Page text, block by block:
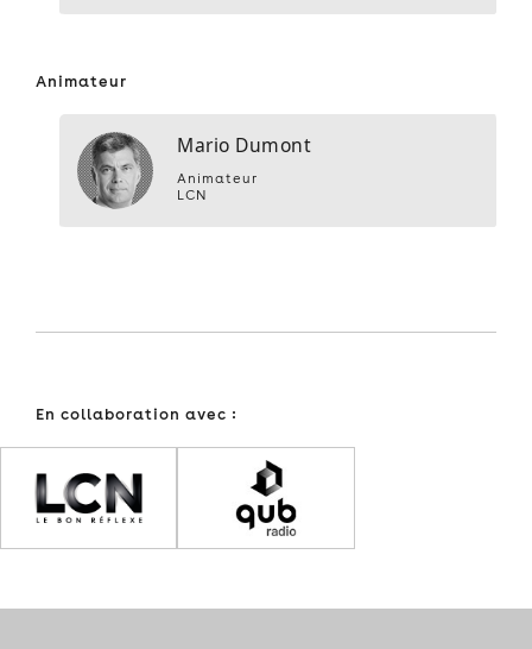
Animateur
Mario Dumont
Animateur
LCN
En collaboration avec :